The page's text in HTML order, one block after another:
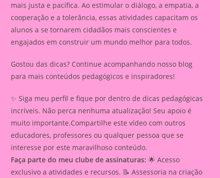
mais justa e pacífica. Ao estimular o diálogo, a empatia, a
cooperação e a tolerância, essas atividades capacitam os
alunos a se tornarem cidadãos mais conscientes e
engajados em construir um mundo melhor para todos.
Gostou das dicas? Continue acompanhando nosso blog
para mais conteúdos pedagógicos e inspiradores!
✨ Siga meu perfil e fique por dentro de dicas pedagógicas
incríveis. Não perca nenhuma atualização! Seu apoio é
muito importante.Compartilhe este vídeo com outros
educadores, professores ou qualquer pessoa que se
interesse por este maravilhoso conteúdo.
Faça parte do meu clube de assinaturas: 🌟 Acesso
exclusivo a atividades e recursos. 📝 Assessoria na criação